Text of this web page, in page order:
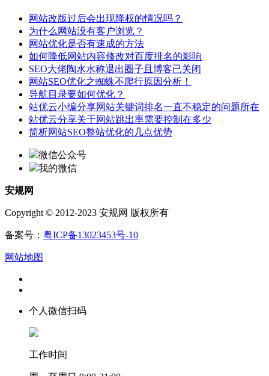
网站改版过后会出现降权的情况吗？
为什么网站没有客户浏览？
网站优化是否有速成的方法
如何降低网站内容修改对百度排名的影响
SEO大佬陶水水称退出圈子且博客已关闭
网站SEO优化之蜘蛛不爬行原因分析！
导航目录要如何优化？
站优云小编分享网站关键词排名一直不稳定的问题所在
站优云分享关于网站跳出率需要控制在多少
简析网站SEO整站优化的几点优势
微信公众号
我的微信
安规网
Copyright © 2012-2023 安规网 版权所有
备案号： 粤ICP备13023453号-10
网站地图
个人微信扫码
工作时间